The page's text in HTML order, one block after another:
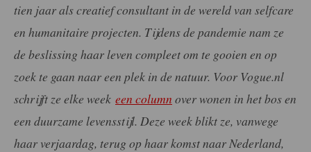
tien jaar als creatief consultant in de wereld van selfcare
en humanitaire projecten. Tijdens de pandemie nam ze
de beslissing haar leven compleet om te gooien en op
zoek te gaan naar een plek in de natuur. Voor Vogue.nl
schrijft ze elke week een column over wonen in het bos en
een duurzame levensstijl. Deze week blikt ze, vanwege
haar verjaardag, terug op haar komst naar Nederland,